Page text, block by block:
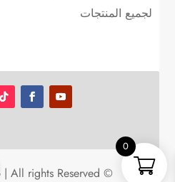
لجميع المنتجات
© aldfyn.com 2026 | All rights Reserved
0